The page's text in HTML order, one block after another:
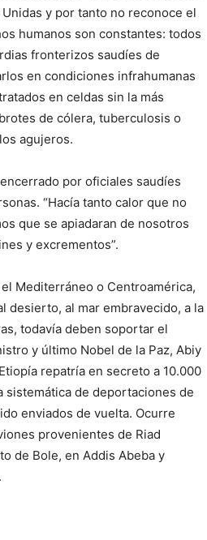
y por tanto no reconoce el
humanos son constantes: todos
fronterizos saudíes de
en condiciones infrahumanas
en celdas sin la más
de cólera, tuberculosis o
agujeros.
por oficiales saudíes
“Hacía tanto calor que no
que se apiadaran de nosotros
y excrementos”.
Mediterráneo o Centroamérica,
desierto, al mar embravecido, a la
todavía deben soportar el
y último Nobel de la Paz, Abiy
repatría en secreto a 10.000
sistemática de deportaciones de
enviados de vuelta. Ocurre
provenientes de Riad
de Bole, en Addis Abeba y